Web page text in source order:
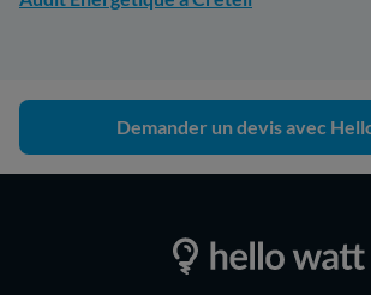
Demander un devis avec